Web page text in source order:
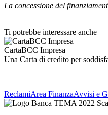
La concessione del
Ti potrebbe interessare anche
CartaBCC Impresa
Una Carta di credito per
ReclamiArea FinanzaAvvisi e